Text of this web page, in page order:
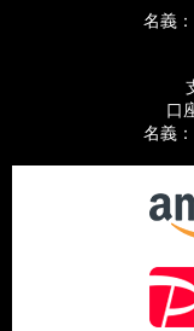
名義
口
名義